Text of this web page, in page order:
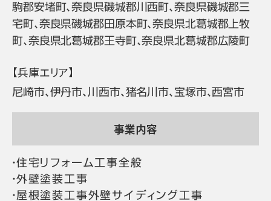
駒郡安堵町、奈良県磯城郡川西町、奈良県磯城郡三
宅町、奈良県磯城郡田原本町、奈良県北葛城郡上牧
町、奈良県北葛城郡王寺町、奈良県北葛城郡広陵町
【兵庫エリア】
尼崎市、伊丹市、川西市、猪名川市、宝塚市、西宮市
事業内容
・住宅リフォーム工事全般
・外壁塗装工事
・屋根塗装工事外壁サイディング工事